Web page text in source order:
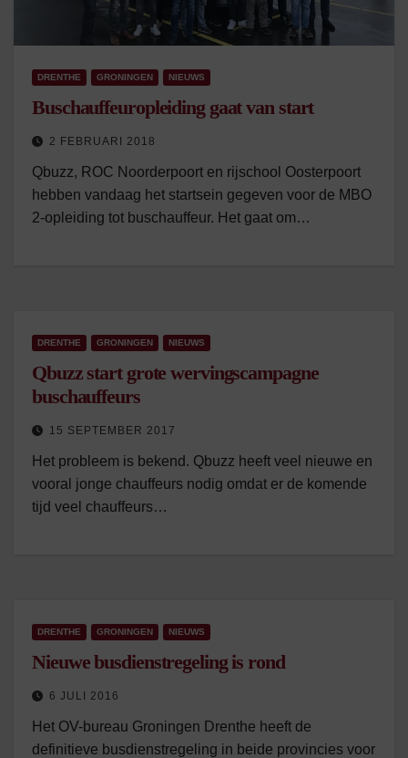
DRENTHE GRONINGEN NIEUWS
Buschauffeuropleiding gaat van start
2 FEBRUARI 2018
Qbuzz, ROC Noorderpoort en rijschool Oosterpoort
hebben vandaag het startsein gegeven voor de MBO
2-opleiding tot buschauffeur. Het gaat om…
DRENTHE GRONINGEN NIEUWS
Qbuzz start grote wervingscampagne
buschauffeurs
15 SEPTEMBER 2017
Het probleem is bekend. Qbuzz heeft veel nieuwe en
vooral jonge chauffeurs nodig omdat er de komende
tijd veel chauffeurs…
DRENTHE GRONINGEN NIEUWS
Nieuwe busdienstregeling is rond
6 JULI 2016
Het OV-bureau Groningen Drenthe heeft de
definitieve busdienstregeling in beide provincies voor